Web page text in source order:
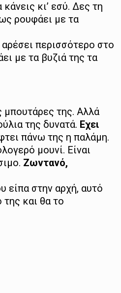
κι’ εσύ. Δες τη
ρουφάει με τα
περισσότερο στο
με τα βυζιά της τα
μπουτάρες της. Αλλά
της δυνατά. Εχει
πάνω της η παλάμη.
μουνί. Είναι
Ζωντανό,
είπα στην αρχή, αυτό
και θα το